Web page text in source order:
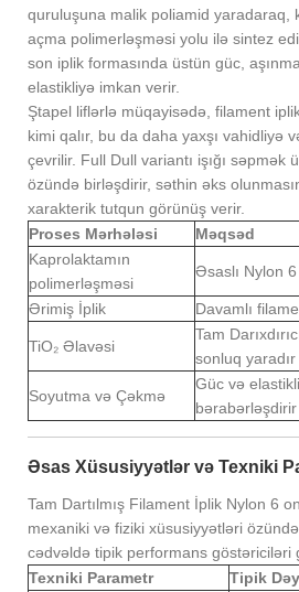
quruluşuna malik poliamid yaradaraq,
açma polimerləşməsi yolu ilə sintez
son iplik formasında üstün güc,
elastikliyə imkan verir.
Ştapel liflərlə müqayisədə, filament
kimi qalır, bu da daha yaxşı vahidliyə
çevrilir. Full Dull variantı işığı səpmək
özündə birləşdirir, səthin əks
xarakterik tutqun görünüş verir.
Proses Mərhələsi
Məqsəd
Kaprolaktamın
polimerləşməsi
Əsaslı Nylon
Ərimiş İplik Davamlı
TiO₂ Əlavəsi
Tam
sonluq yaradır
Soyutma və Çəkmə
Güc və
bərabərləşdirir
Əsas Xüsusiyyətlər və Texniki
Tam Dartılmış Filament İplik Nylon 6
mexaniki və fiziki xüsusiyyətləri özündə
cədvəldə tipik performans göstəriciləri
Texniki Parametr
Tipik